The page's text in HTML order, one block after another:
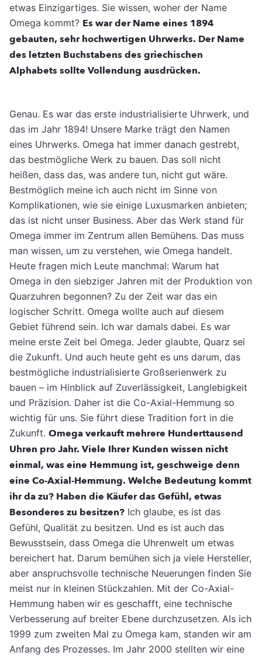
etwas Einzigartiges. Sie wissen, woher der Name
Omega kommt? Es war der Name eines 1894
gebauten, sehr hochwertigen Uhrwerks. Der Name
des letzten Buchstabens des griechischen
Alphabets sollte Vollendung ausdrücken.
Genau. Es war das erste industrialisierte Uhrwerk, und
das im Jahr 1894! Unsere Marke trägt den Namen
eines Uhrwerks. Omega hat immer danach gestrebt,
das bestmögliche Werk zu bauen. Das soll nicht
heißen, dass das, was andere tun, nicht gut wäre.
Bestmöglich meine ich auch nicht im Sinne von
Komplikationen, wie sie einige Luxusmarken anbieten;
das ist nicht unser Business. Aber das Werk stand für
Omega immer im Zentrum allen Bemühens. Das muss
man wissen, um zu verstehen, wie Omega handelt.
Heute fragen mich Leute manchmal: Warum hat
Omega in den siebziger Jahren mit der Produktion von
Quarzuhren begonnen? Zu der Zeit war das ein
logischer Schritt. Omega wollte auch auf diesem
Gebiet führend sein. Ich war damals dabei. Es war
meine erste Zeit bei Omega. Jeder glaubte, Quarz sei
die Zukunft. Und auch heute geht es uns darum, das
bestmögliche industrialisierte Großserienwerk zu
bauen – im Hinblick auf Zuverlässigkeit, Langlebigkeit
und Präzision. Daher ist die Co-Axial-Hemmung so
wichtig für uns. Sie führt diese Tradition fort in die
Zukunft. Omega verkauft mehrere Hunderttausend
Uhren pro Jahr. Viele Ihrer Kunden wissen nicht
einmal, was eine Hemmung ist, geschweige denn
eine Co-Axial-Hemmung. Welche Bedeutung kommt
ihr da zu? Haben die Käufer das Gefühl, etwas
Besonderes zu besitzen? Ich glaube, es ist das
Gefühl, Qualität zu besitzen. Und es ist auch das
Bewusstsein, dass Omega die Uhrenwelt um etwas
bereichert hat. Darum bemühen sich ja viele Hersteller,
aber anspruchsvolle technische Neuerungen finden Sie
meist nur in kleinen Stückzahlen. Mit der Co-Axial-
Hemmung haben wir es geschafft, eine technische
Verbesserung auf breiter Ebene durchzusetzen. Als ich
1999 zum zweiten Mal zu Omega kam, standen wir am
Anfang des Prozesses. Im Jahr 2000 stellten wir eine